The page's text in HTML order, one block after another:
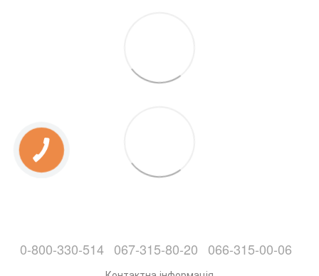
0-800-330-514 067-315-80-20 066-315-00-06